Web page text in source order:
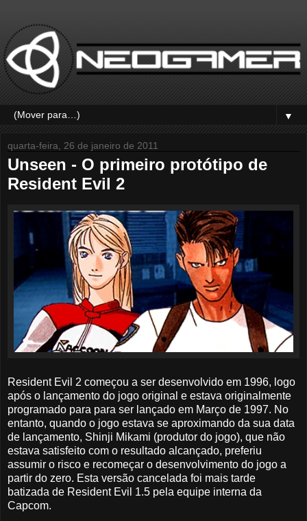
▼
quarta-feira, 26 de janeiro de 2011
Unseen - O primeiro protótipo de
Resident Evil 2
Resident Evil 2 começou a ser desenvolvido em 1996, logo
após o lançamento do jogo original e estava originalmente
programado para para ser lançado em Março de 1997. No
entanto, quando o jogo estava se aproximando da sua data
de lançamento, Shinji Mikami (produtor do jogo), que não
estava satisfeito com o resultado alcançado, preferiu
assumir o risco e recomeçar o desenvolvimento do jogo a
partir do zero. Esta versão cancelada foi mais tarde
batizada de Resident Evil 1.5 pela equipe interna da
Capcom.